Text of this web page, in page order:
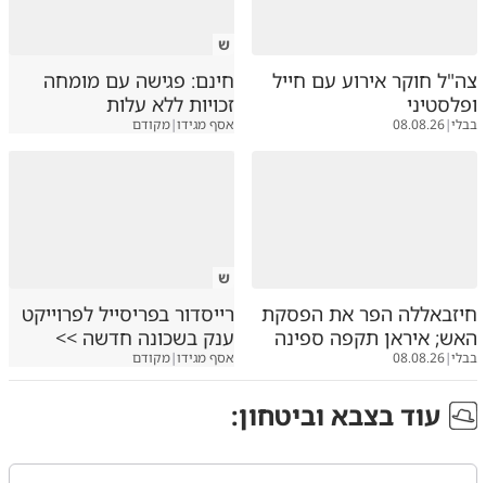
צה"ל חוקר אירוע עם חייל
ופלסטיני
בבלי|
08.08.26
ש
חינם: פגישה עם מומחה
זכויות ללא עלות
אסף מגידו|מקודם
חיזבאללה הפר את הפסקת
האש; איראן תקפה ספינה
בבלי|
08.08.26
ש
רייסדור בפריסייל לפרוייקט
ענק בשכונה חדשה >>
אסף מגידו|מקודם
עוד בצבא וביטחון: